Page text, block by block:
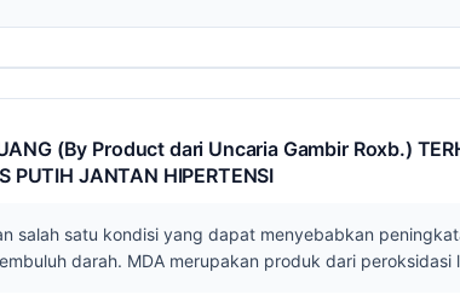
(By Product dari Uncaria Gambir Roxb.)
PUTIH JANTAN HIPERTENSI
salah satu kondisi yang dapat menyebabkan
darah. MDA merupakan produk dari